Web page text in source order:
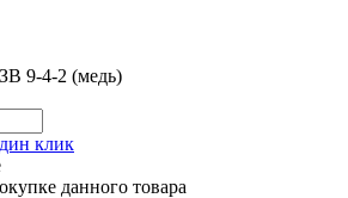
9-4-2 (медь)
клик
данного товара